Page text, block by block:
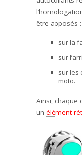
être apposés :
sur la
sur
sur les
moto.
Ainsi, chaque
un élément